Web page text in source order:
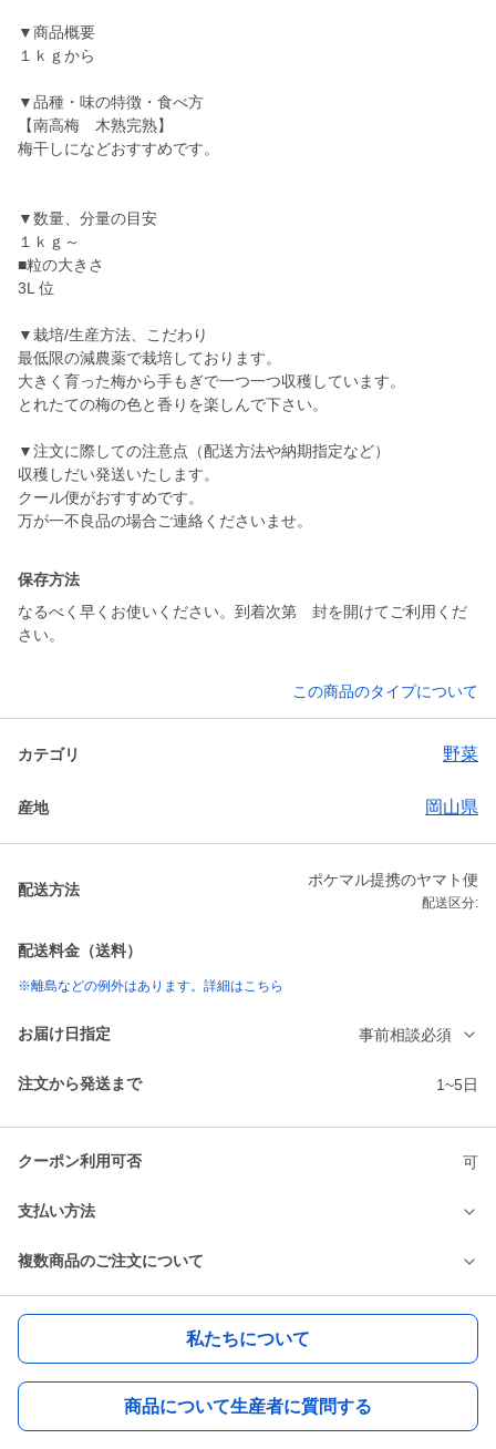
▼商品概要
１ｋｇから
▼品種・味の特徴・食べ方
【南高梅 木熟完熟】
梅干しになどおすすめです。
▼数量、分量の目安
１ｋｇ～
■粒の大きさ
3L 位
▼栽培/生産方法、こだわり
最低限の減農薬で栽培しております。
大きく育った梅から手もぎで一つ一つ収穫しています。
とれたての梅の色と香りを楽しんで下さい。
▼注文に際しての注意点（配送方法や納期指定など）
収穫しだい発送いたします。
クール便がおすすめです。
万が一不良品の場合ご連絡くださいませ。
保存方法
なるべく早くお使いください。到着次第 封を開けてご利用くだ
この商品のタイプについて
カテゴリ 野菜
産地 岡山県
配送方法
ポケマル提携のヤマト便
配送区分:
配送料金（送料）
※離島などの例外はあります。詳細はこちら
お届け日指定 事前相談必須
注文から発送まで 1~5日
クーポン利用可否 可
支払い方法
複数商品のご注文について
私たちについて
商品について生産者に質問する